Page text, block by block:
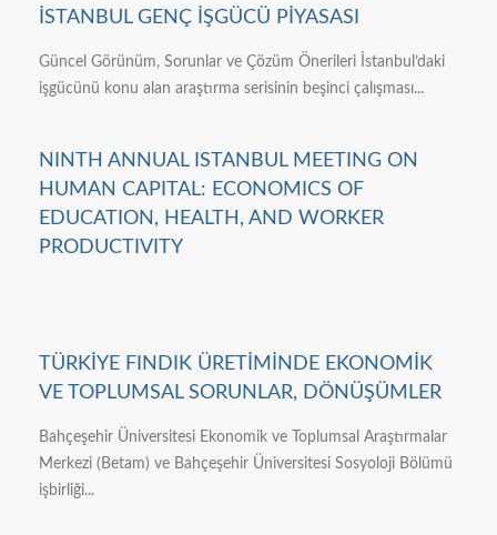
İSTANBUL GENÇ İŞGÜCÜ PİYASASI
Güncel Görünüm, Sorunlar ve Çözüm Önerileri İstanbul’daki
işgücünü konu alan araştırma serisinin beşinci çalışması...
NINTH ANNUAL ISTANBUL MEETING ON
HUMAN CAPITAL: ECONOMICS OF
EDUCATION, HEALTH, AND WORKER
PRODUCTIVITY
TÜRKİYE FINDIK ÜRETİMİNDE EKONOMİK
VE TOPLUMSAL SORUNLAR, DÖNÜŞÜMLER
Bahçeşehir Üniversitesi Ekonomik ve Toplumsal Araştırmalar
Merkezi (Betam) ve Bahçeşehir Üniversitesi Sosyoloji Bölümü
işbirliği...